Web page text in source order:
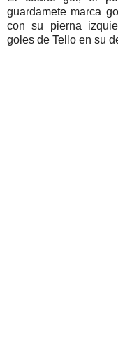
guardamete marca
con su pierna
goles de Tello en su